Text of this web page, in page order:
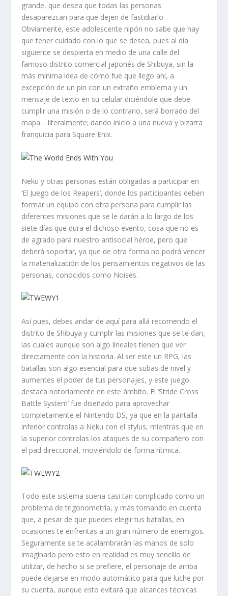
grande, que desea que todas las personas
desaparezcan para que dejen de fastidiarlo.
Obviamente, este adolescente nipón no sabe que hay
que tener cuidado con lo que se desea, pues al día
siguiente se despierta en medio de una calle del
famoso distrito comercial japonés de Shibuya, sin la
más mínima idea de cómo fue que llego ahí, a
excepción de un pin con un extraño emblema y un
mensaje de texto en su celular diciéndole que debe
cumplir una misión o de lo contrario, será borrado del
mapa… literalmente; dando inicio a una nueva y bizarra
franquicia para Square Enix.
Neku y otras personas están obligadas a participar en
‘El Juego de los Reapers’, donde los participantes deben
formar un equipo con otra persona para cumplir las
diferentes misiones que se le darán a lo largo de los
siete días que dura el dichoso evento, cosa que no es
de agrado para nuestro antisocial héroe, pero que
deberá soportar, ya que de otra forma no podrá vencer
la materialización de los pensamientos negativos de las
personas, conocidos como Noises.
Así pues, debes andar de aquí para allá recorriendo el
distrito de Shibuya y cumplir las misiones que se te dan,
las cuales aunque son algo lineales tienen que ver
directamente con la historia. Al ser este un RPG, las
batallas son algo esencial para que subas de nivel y
aumentes el poder de tus personajes, y este juego
destaca notoriamente en este ámbito. El ‘Stride Cross
Battle System’ fue diseñado para aprovechar
completamente el Nintendo DS, ya que en la pantalla
inferior controlas a Neku con el stylus, mientras que en
la superior controlas los ataques de su compañero con
el pad direccional, moviéndolo de forma rítmica.
Todo este sistema suena casi tan complicado como un
problema de trigonometría, y más tomando en cuenta
que, a pesar de que puedes elegir tus batallas, en
ocasiones te enfrentas a un gran número de enemigos.
Seguramente se te acalambrarán las manos de solo
imaginarlo pero esto en realidad es muy sencillo de
utilizar, de hecho si se prefiere, el personaje de arriba
puede dejarse en modo automático para que luche por
su cuenta, aunque esto evitará que alcances técnicas